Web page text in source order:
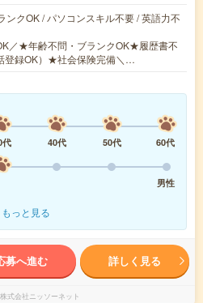
ンクOK / パソコンスキル不要 / 英語力不
／★年齢不問・ブランクOK★履歴書不
登録OK）★社会保険完備＼…
代 40代 50代
60代
男性
もっと見る
募へ進む 詳しく見る
株式会社ニッソーネット